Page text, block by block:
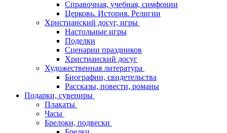
Справочная, учебная, симфонии
Церковь. История. Религии
Христианский досуг, игры
Настольные игры
Поделки
Сценарии праздников
Христианский досуг
Художественная литература
Биографии, свидетельства
Рассказы, повести, романы
Подарки, сувениры
Плакаты
Часы
Брелоки, подвески